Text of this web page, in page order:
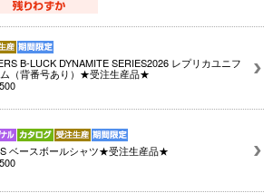
B-LUCK DYNAMITE SERIES2026 レプリカユニフ
ム（背番号あり）★受注生産品★
ベースボールシャツ★受注生産品★